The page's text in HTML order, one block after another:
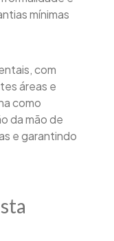
mínimas
com
áreas e
como
da mão de
e garantindo